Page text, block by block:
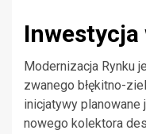
Inwestycja
Modernizacja Rynku
zwanego błękitno-
inicjatywy
nowego kolektora